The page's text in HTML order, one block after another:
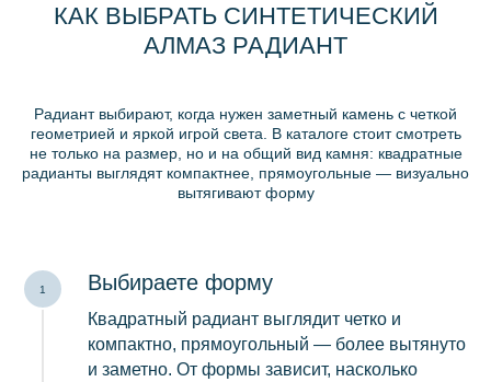
КАК ВЫБРАТЬ СИНТЕТИЧЕСКИЙ
АЛМАЗ РАДИАНТ
Радиант выбирают, когда нужен заметный камень с четкой
геометрией и яркой игрой света. В каталоге стоит смотреть
не только на размер, но и на общий вид камня: квадратные
радианты выглядят компактнее, прямоугольные — визуально
вытягивают форму
Выбираете форму
Квадратный радиант выглядит четко и
компактно, прямоугольный — более вытянуто
и заметно. От формы зависит, насколько
ФОРМАМИ